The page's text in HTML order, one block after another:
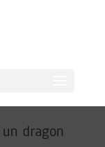
dragon